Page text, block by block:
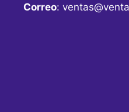
Correo: